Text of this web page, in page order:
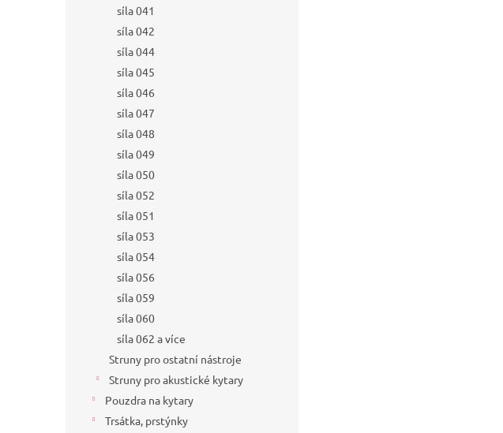
síla 041
síla 042
síla 044
síla 045
síla 046
síla 047
síla 048
síla 049
síla 050
síla 052
síla 051
síla 053
síla 054
síla 056
síla 059
síla 060
síla 062 a více
Struny pro ostatní nástroje
Struny pro akustické kytary
Pouzdra na kytary
Trsátka, prstýnky